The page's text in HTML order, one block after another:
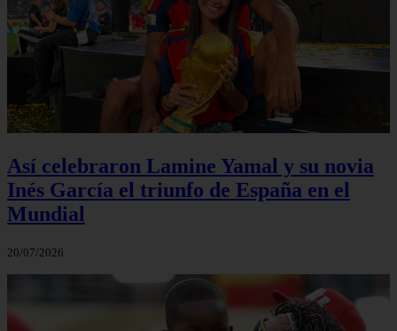
Así celebraron Lamine Yamal y su novia
Inés García el triunfo de España en el
Mundial
20/07/2026